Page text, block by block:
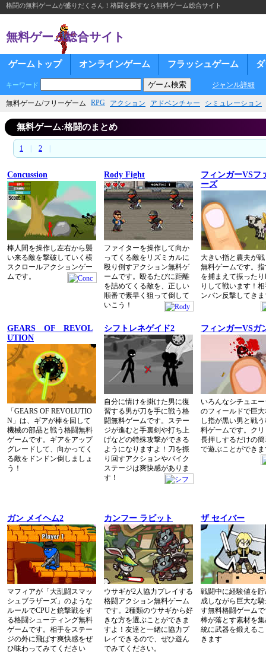
格闘の無料ゲームが盛りだくさん！格闘を探すなら無料ゲーム総合サイト
無料ゲーム総合サイト
ゲームトップ オンラインゲーム フラッシュゲーム
キーワード ジャンル詳細
無料ゲーム/フリーゲーム RPG アクション アドベンチャー シミュレーション
無料ゲーム:格闘のまとめ
1 2
Concussion
棒人間を操作し左右から襲
い来る敵を撃破していく横
スクロールアクションゲー
ムです。
Rody Fight
ファイターを操作して向か
ってくる敵をリズミカルに
殴り倒すアクション無料ゲ
ームです。殴るたびに距離
を詰めてくる敵を、正しい
順番で素早く狙って倒して
いこう！
フィンガーVSフ
ーズ
大きい指と農夫が
無料ゲームです。
を捕まえて振った
りして戦います！
ンバン反撃してき
GEARS OF REVOL
UTION
「GEARS OF REVOLUTIO
N」は、ギアが棒を回して
機械の部品と戦う格闘無料
ゲームです。ギアをアップ
グレードして、向かってく
る敵をドンドン倒しましょ
う！
シフトレネゲイド2
自分に情けを掛けた男に復
習する男が刀を手に戦う格
闘無料ゲームです。ステー
ジが進むと手裏剣や打ち上
げなどの特殊攻撃ができる
ようになりますよ！刀を振
り回すアクションやバイク
ステージは爽快感がありま
す！
フィンガーVSガ
いろんなシチュエ
のフィールドで巨
し指が黒い男と戦
料ゲームです。ク
長押しするだけの
で遊ぶことができ
ガン メイヘム2
マフィアが「大乱闘スマッ
シュブラザーズ」のような
ルールでCPUと銃撃戦をす
る格闘シューティング無料
ゲームです。相手をステー
ジの外に飛ばす爽快感をぜ
ひ味わってみてください
カンフー ラビット
ウサギが2人協力プレイする
格闘アクション無料ゲーム
です。2種類のウサギから好
きな方を選ぶことができま
すよ！友達と一緒に協力プ
レイできるので、ぜひ遊ん
でみてください。
ザ セイバー
戦闘中に経験値を
成しながら巨大な
す無料格闘ゲーム
棒が落とす素材を
統に武器を鍛える
きます